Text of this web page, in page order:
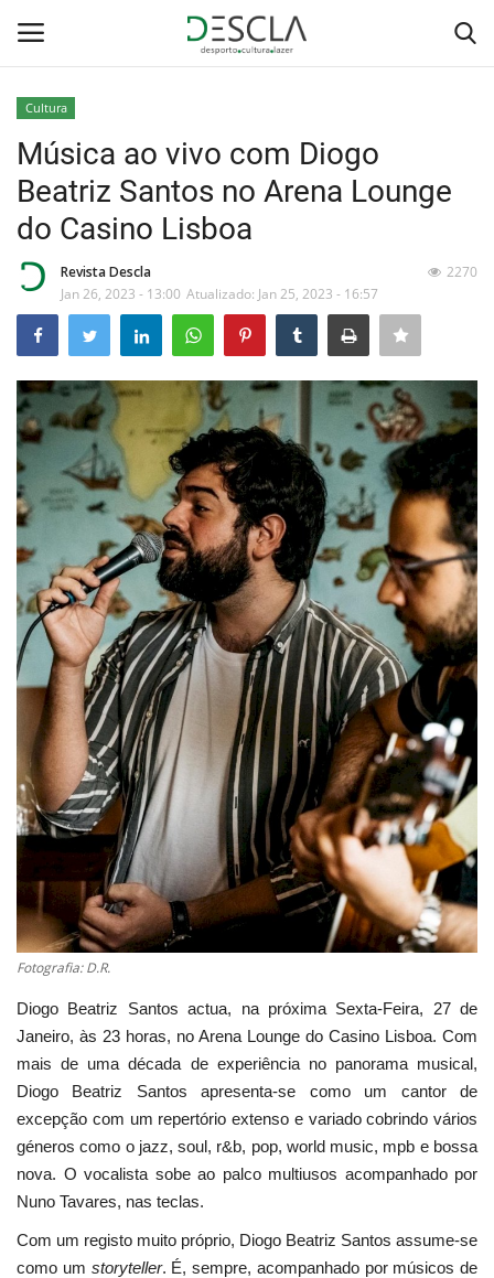
Home
Desporto
Sobre Nós
Educação
Estatuto Editorial
Saúde
Ficha técnica
Cultura
Lazer
Ambiente
Cultura
Música ao vivo com Diogo
Beatriz Santos no Arena Lounge
do Casino Lisboa
Revista Descla
Jan 26, 2023 - 13:00 Atualizado: Jan 25, 2023 - 16:57
2270
Fotografia: D.R.
Diogo Beatriz Santos actua, na próxima Sexta-Feira, 27 de
Janeiro, às 23 horas, no Arena Lounge do Casino Lisboa. Com
mais de uma década de experiência no panorama musical,
Diogo Beatriz Santos apresenta-se como um cantor de
excepção com um repertório extenso e variado cobrindo vários
géneros como o jazz, soul, r&b, pop, world music, mpb e bossa
nova. O vocalista sobe ao palco multiusos acompanhado por
Nuno Tavares, nas teclas.
Com um registo muito próprio, Diogo Beatriz Santos assume-se
como um storyteller. É, sempre, acompanhado por músicos de